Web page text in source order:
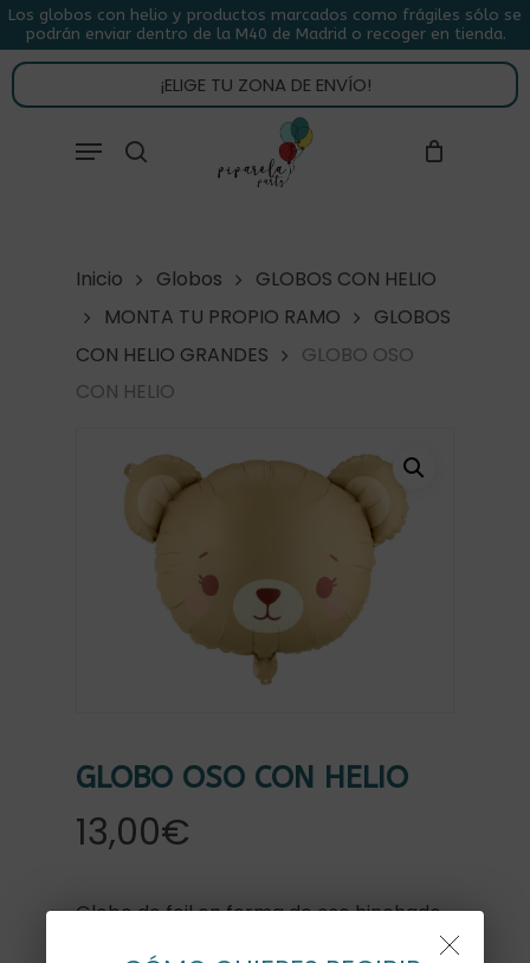
Skip
to
main
content
Los globos con helio y productos marcados como frágiles sólo se
podrán enviar dentro de la M40 de Madrid o recoger en tienda.
¡ELIGE TU ZONA DE ENVÍO!
Menu
CARRITO CLOSE
CART
Inicio Globos
GLOBOS CON HELIO
MONTA TU PROPIO RAMO
GLOBOS
CON HELIO GRANDES
GLOBO OSO
CON HELIO
GLOBO OSO CON HELIO
13,00€
Globo de foil en forma de oso hinchado
con helio, en color beige y marrón. Mide
Menu